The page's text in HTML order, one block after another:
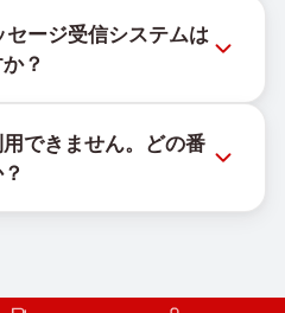
ださい：
IPアドレスを変更してくだ
バイスに紐づかず、固定
しません。主な機能は、
メッセージの受信です。
ージ受信システムは
？
で動作します。SIMカード
フラと、メッセージ受信の
できません。どの番